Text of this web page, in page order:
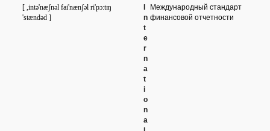
n
t
e
r
n
a
t
i
o
n
a
[ ,intə'næʃnəl fai'nænʃəl ri'pɔ:tɪŋ
'stændəd ]
Международный стандарт
финансовой отчетности